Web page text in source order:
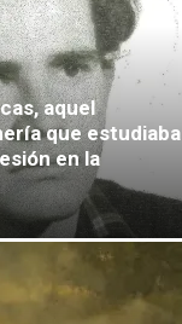
aquel
que estudiaba
en la